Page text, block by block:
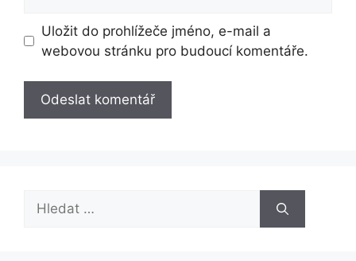
Uložit do prohlížeče jméno, e-mail a
webovou stránku pro budoucí komentáře.
Hledat: